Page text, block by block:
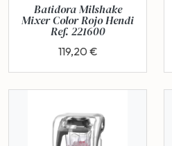
Batidora Milshake
Mixer Color Rojo Hendi
Ref. 221600
119,20 €